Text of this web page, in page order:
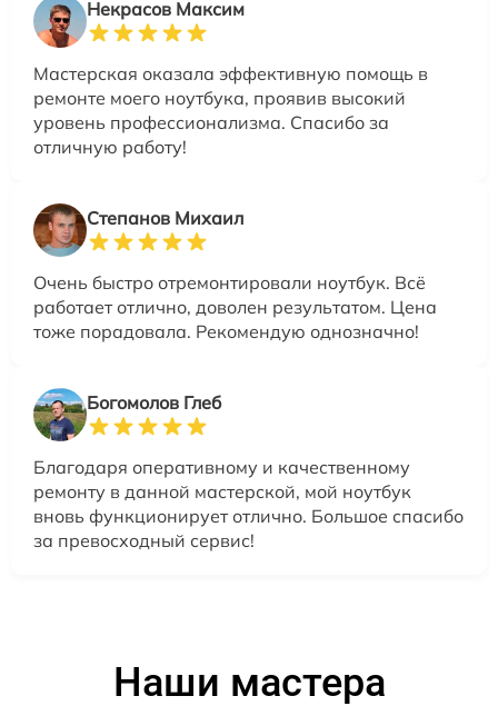
Некрасов Максим
Мастерская оказала эффективную помощь в
ремонте моего ноутбука, проявив высокий
уровень профессионализма. Спасибо за
отличную работу!
Степанов Михаил
Очень быстро отремонтировали ноутбук. Всё
работает отлично, доволен результатом. Цена
тоже порадовала. Рекомендую однозначно!
Богомолов Глеб
Благодаря оперативному и качественному
ремонту в данной мастерской, мой ноутбук
вновь функционирует отлично. Большое спасибо
за превосходный сервис!
Наши мастера